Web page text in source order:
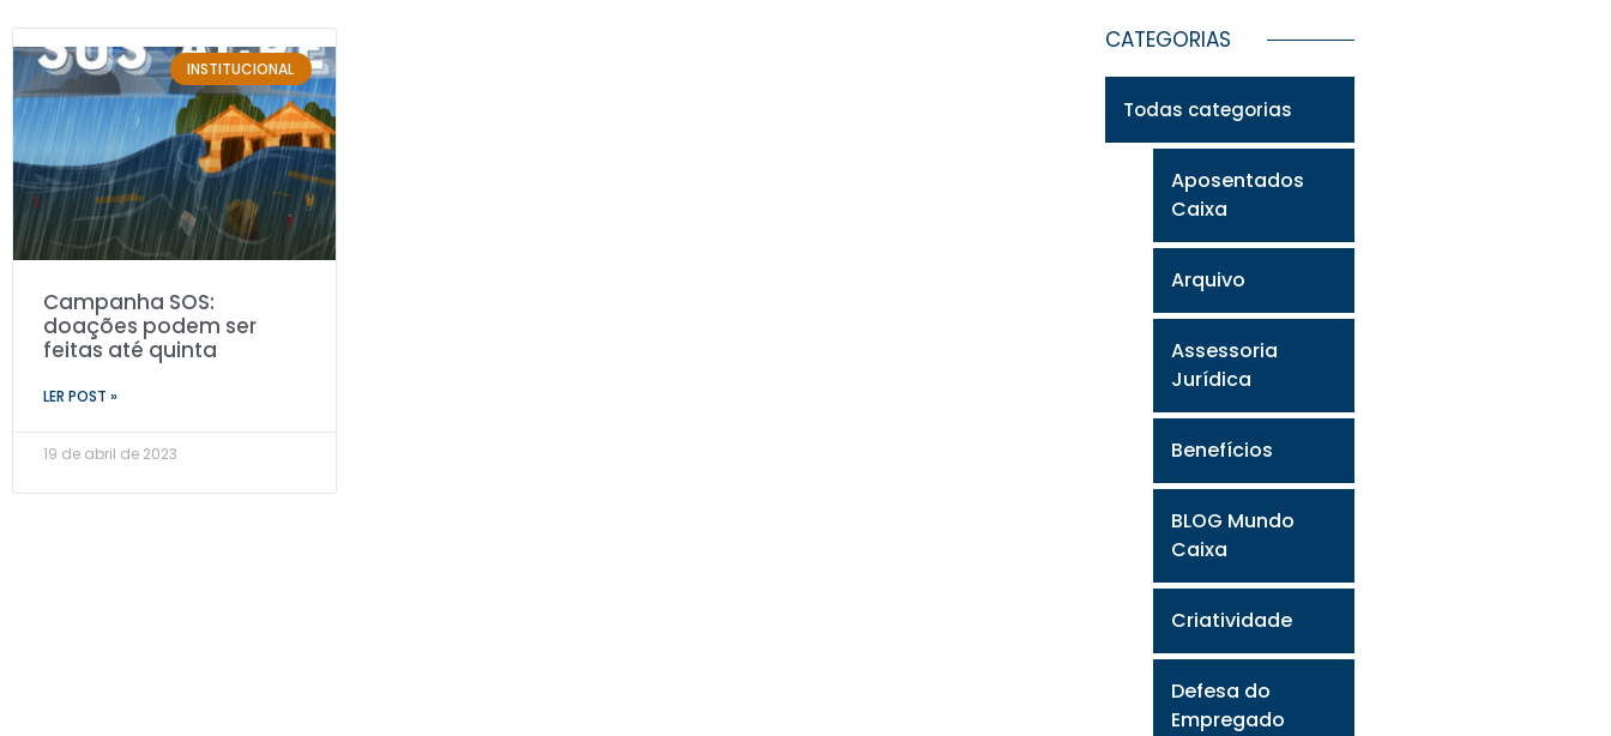
INSTITUCIONAL
Campanha SOS:
doações podem ser
feitas até quinta
LER POST »
19 de abril de 2023
CATEGORIAS
Todas categorias
Aposentados
Caixa
Arquivo
Assessoria
Jurídica
Benefícios
BLOG Mundo
Caixa
Criatividade
Defesa do
Empregado